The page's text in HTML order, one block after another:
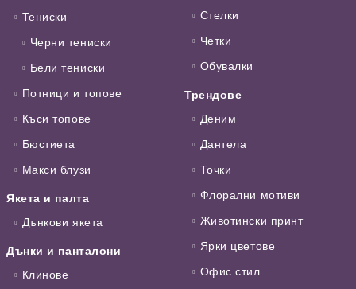
Тениски
Черни тениски
Бели тениски
Потници и топове
Къси топове
Бюстиета
Макси блузи
Якета и палта
Дънкови якета
Дънки и панталони
Клинове
Стелки
Четки
Обувалки
Трендове
Деним
Дантела
Точки
Флорални мотиви
Животински принт
Ярки цветове
Офис стил